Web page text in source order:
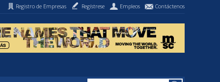
Registro de Empresas Regístrese Empleos Contáctenos